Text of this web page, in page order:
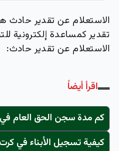
الاستعلام عن تقدير حادث
تقدير كمساعدة إلكترونية
الاستعلام عن تقدير حادث:
اقرأ أيضاً
كم مدة سجن الحق العام
كيفية تسجيل الأبناء في